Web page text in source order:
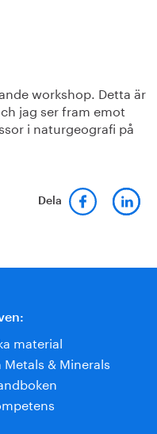
workshop. Detta är
jag ser fram emot
i naturgeografi på
Dela
material
Metals & Minerals